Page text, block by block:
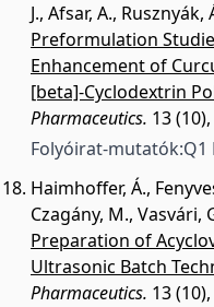
J., Afsar, A., Rusznyák,
Preformulation
Enhancement of
[beta]-Cyclodextrin
Pharmaceutics. 13
Folyóirat-mutatók:Q1
Haimhoffer, Á.,
Czagány, M., Vasvári,
Preparation of
Ultrasonic Batch
Pharmaceutics. 13